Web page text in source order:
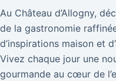
Au Château d’Allogny,
de la gastronomie
d’inspirations maison et
Vivez chaque jour une
gourmande au cœur de